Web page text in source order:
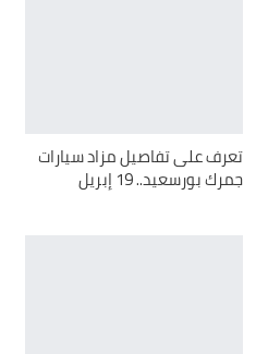
تعرف على تفاصيل مزاد سيارات
جمرك بورسعيد.. 19 إبريل